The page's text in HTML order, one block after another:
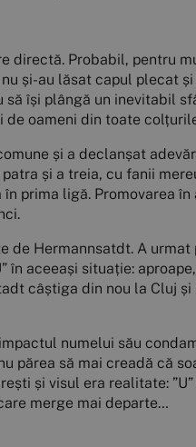
directă. Probabil,
și-au lăsat capul plecat
își plângă un inevitabil
oameni din toate
și a declanșat
și a treia, cu fanii
prima ligă. Promovarea
Hermannsatdt. A
în aceeași situație:
câștiga din nou la Cluj
numelui său
să mai creadă că
și visul era realitate:
merge mai departe…